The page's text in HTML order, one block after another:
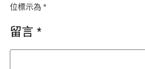
位標示為 *
留言 *